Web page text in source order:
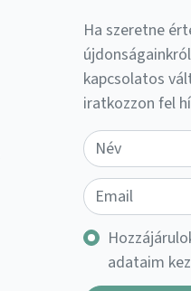
Ha szeretne
kapcsolatos
iratkozzon fel
adataim